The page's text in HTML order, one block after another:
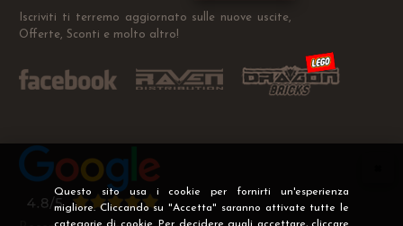
Questo sito usa i cookie per fornirti un'esperienza
migliore. Cliccando su "Accetta" saranno attivate tutte le
Iscriviti ti terremo aggiornato sulle nuove uscite,
Offerte, Sconti e molto altro!